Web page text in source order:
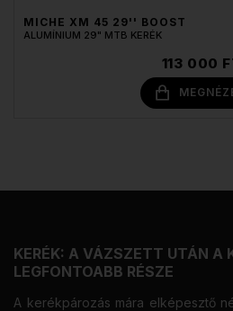
MICHE XM 45 29'' BOOST
ALUMÍNIUM 29" MTB KERÉK
113 000
KERÉK: A VÁZSZETT UTÁN A
LEGFONTOABB RÉSZE
A kerékpározás mára elképesztő